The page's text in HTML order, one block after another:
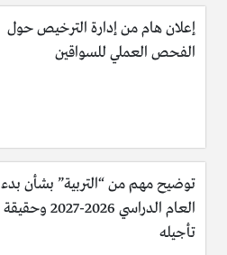
إعلان هام من إدارة الترخيص حول
الفحص العملي للسواقين
توضيح مهم من “التربية” بشأن بدء
العام الدراسي 2026-2027 وحقيقة
تأجيله